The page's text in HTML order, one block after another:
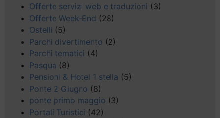
Offerte servizi web e traduzioni (3)
Offerte Week-End (28)
Ostelli (5)
Parchi divertimento (2)
Parchi tematici (4)
Pasqua (8)
Pensioni & Hotel 1 stella (5)
Ponte 2 Giugno (8)
ponte primo maggio (3)
Portali Turistici (42)